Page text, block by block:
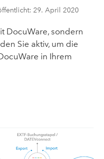
29. April 2020
DocuWare, sondern
Sie aktiv, um die
in Ihrem